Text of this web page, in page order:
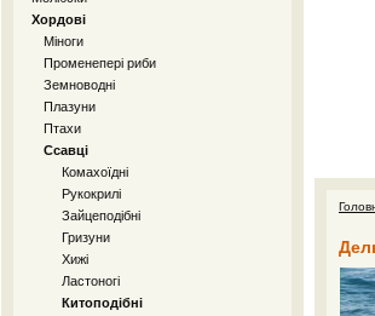
Хордові
Міноги
Променепері риби
Земноводні
Плазуни
Птахи
Ссавці
Комахоїдні
Рукокрилі
Зайцеподібні
Гризуни
Хижі
Ластоногі
Китоподібні